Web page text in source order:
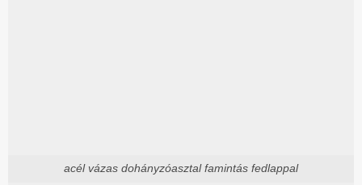
acél vázas dohányzóasztal famintás fedlappal